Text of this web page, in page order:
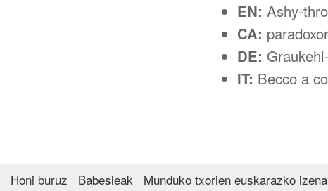
EN: Ashy-
CA:
DE:
IT: Becco a
Honi buruz Babesleak Munduko txorien euskarazko